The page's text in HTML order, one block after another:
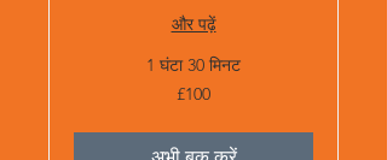
और पढ़ें
1 घंटा 30 मिनट
£100